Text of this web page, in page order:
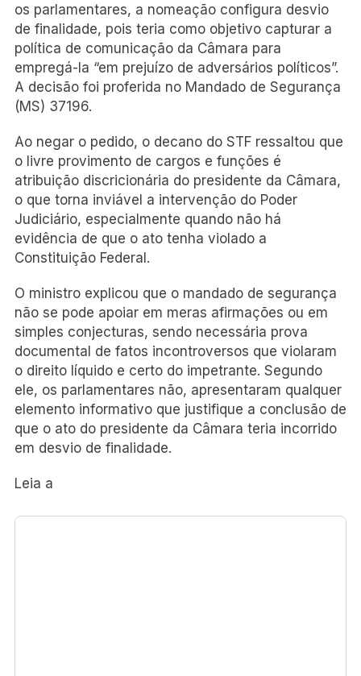
os parlamentares, a nomeação configura desvio
de finalidade, pois teria como objetivo capturar a
política de comunicação da Câmara para
empregá-la “em prejuízo de adversários políticos”.
A decisão foi proferida no Mandado de Segurança
(MS) 37196.
Ao negar o pedido, o decano do STF ressaltou que
o livre provimento de cargos e funções é
atribuição discricionária do presidente da Câmara,
o que torna inviável a intervenção do Poder
Judiciário, especialmente quando não há
evidência de que o ato tenha violado a
Constituição Federal.
O ministro explicou que o mandado de segurança
não se pode apoiar em meras afirmações ou em
simples conjecturas, sendo necessária prova
documental de fatos incontroversos que violaram
o direito líquido e certo do impetrante. Segundo
ele, os parlamentares não, apresentaram qualquer
elemento informativo que justifique a conclusão de
que o ato do presidente da Câmara teria incorrido
em desvio de finalidade.
Leia a